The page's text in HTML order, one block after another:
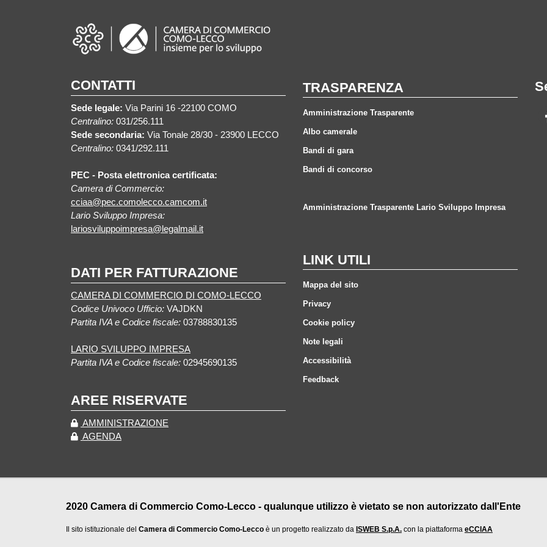
CONTATTI
Sede legale: Via Parini 16 -22100 COMO
Centralino: 031/256.111
Sede secondaria: Via Tonale 28/30 - 23900 LECCO
Centralino: 0341/292.111
PEC - Posta elettronica certificata:
Camera di Commercio:
cciaa@pec.comolecco.camcom.it
Lario Sviluppo Impresa:
lariosviluppoimpresa@legalmail.it
DATI PER FATTURAZIONE
CAMERA DI COMMERCIO DI COMO-LECCO
Codice Univoco Ufficio: VAJDKN
Partita IVA e Codice fiscale: 03788830135
LARIO SVILUPPO IMPRESA
Partita IVA e Codice fiscale: 02945690135
AREE RISERVATE
AMMINISTRAZIONE
AGENDA
TRASPARENZA
Amministrazione Trasparente
Albo camerale
Bandi di gara
Bandi di concorso
Amministrazione Trasparente Lario Sviluppo Impresa
LINK UTILI
Mappa del sito
Privacy
Cookie policy
Note legali
Accessibilità
Feedback
2020 Camera di Commercio Como-Lecco - qualunque utilizzo è vietato se non autorizzato dall'Ente
Il sito istituzionale del Camera di Commercio Como-Lecco è un progetto realizzato da ISWEB S.p.A. con la piattaforma eCCIAA